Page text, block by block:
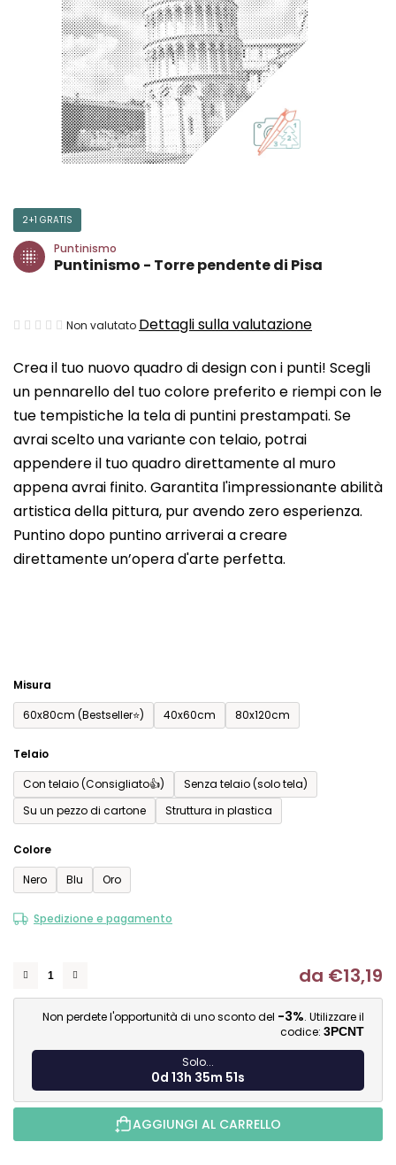
Crea il tuo nuovo quadro di design con i punti! Scegli
un pennarello del tuo colore preferito e riempi con le
tue tempistiche la tela di puntini prestampati. Se
avrai scelto una variante con telaio, potrai
appendere il tuo quadro direttamente al muro
appena avrai finito. Garantita l'impressionante abilità
artistica della pittura, pur avendo zero esperienza.
Puntino dopo puntino arriverai a creare
direttamente un’opera d'arte perfetta.
Misura
60x80cm (Bestseller⭐)
40x60cm 80x120cm
Telaio
Con telaio (Consigliato👍)
Senza telaio (solo tela)
Su un pezzo di cartone
Struttura in plastica
Colore
Nero
Blu Oro
Spedizione e pagamento
da €13,19
Non perdete l'opportunità di uno sconto del -3%. Utilizzare il
codice: 3PCNT
Solo...
0d 13h 35m 50s
AGGIUNGI AL CARRELLO
2+1 GRATIS
Puntinismo
Puntinismo - Torre pendente di Pisa
La
media
del
prodotto
è
0,0
su
5
stelle.
Non valutato Dettagli sulla valutazione